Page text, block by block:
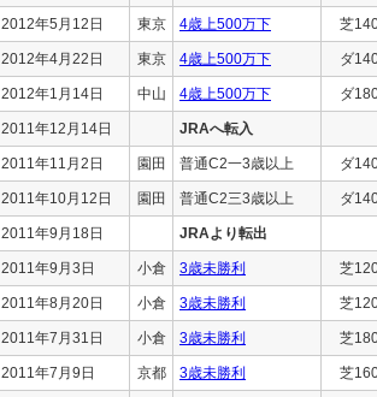
2012年5月12日 東京 4歳上500万下 芝
2012年4月22日 東京 4歳上500万下 ダ
2012年1月14日 中山 4歳上500万下 ダ
2011年12月14日 JRAへ転入
2011年11月2日 園田 普通C2一3歳以上 ダ
2011年10月12日 園田 普通C2三3歳以上 ダ
2011年9月18日 JRAより転出
2011年9月3日 小倉 3歳未勝利 芝
2011年8月20日 小倉 3歳未勝利 芝
2011年7月31日 小倉 3歳未勝利 芝
2011年7月9日 京都 3歳未勝利 芝